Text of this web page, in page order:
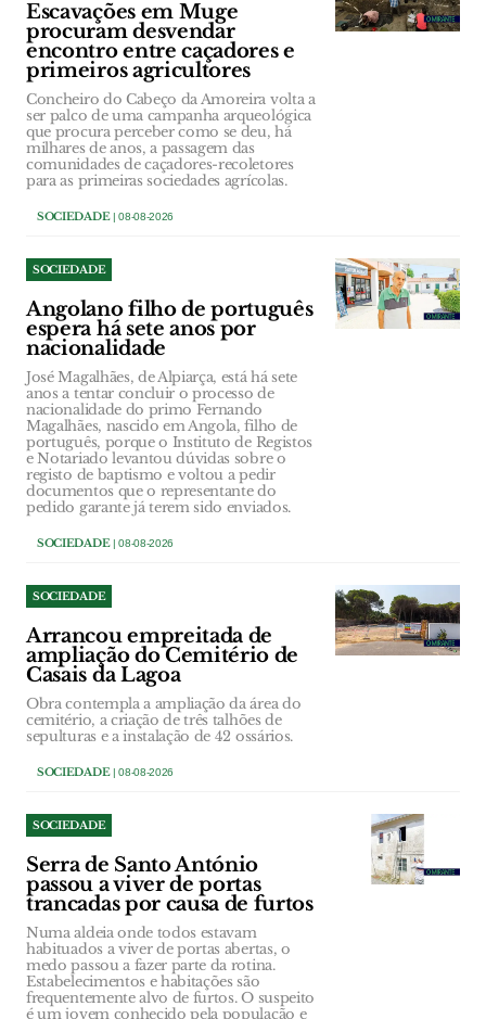
Escavações em Muge
procuram desvendar
encontro entre caçadores e
primeiros agricultores
Concheiro do Cabeço da Amoreira volta a
ser palco de uma campanha arqueológica
que procura perceber como se deu, há
milhares de anos, a passagem das
comunidades de caçadores-recoletores
para as primeiras sociedades agrícolas.
SOCIEDADE| 08-08-2026
SOCIEDADE
Angolano filho de português
espera há sete anos por
nacionalidade
José Magalhães, de Alpiarça, está há sete
anos a tentar concluir o processo de
nacionalidade do primo Fernando
Magalhães, nascido em Angola, filho de
português, porque o Instituto de Registos
e Notariado levantou dúvidas sobre o
registo de baptismo e voltou a pedir
documentos que o representante do
pedido garante já terem sido enviados.
SOCIEDADE| 08-08-2026
SOCIEDADE
Arrancou empreitada de
ampliação do Cemitério de
Casais da Lagoa
Obra contempla a ampliação da área do
cemitério, a criação de três talhões de
sepulturas e a instalação de 42 ossários.
SOCIEDADE| 08-08-2026
SOCIEDADE
Serra de Santo António
passou a viver de portas
trancadas por causa de furtos
Numa aldeia onde todos estavam
habituados a viver de portas abertas, o
medo passou a fazer parte da rotina.
Estabelecimentos e habitações são
frequentemente alvo de furtos. O suspeito
é um jovem conhecido pela população e